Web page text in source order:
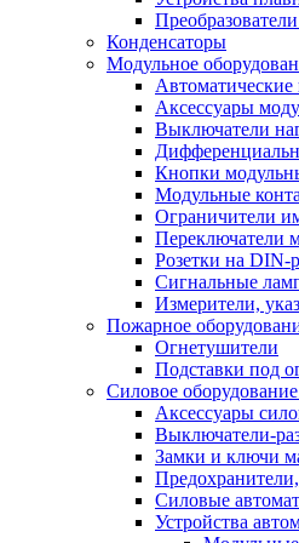
Конденсаторы
Модульное
Аксессуары
Выключатели
Кнопки
Модульные
Ограничители
Переключатели
Розетки на DIN-
Сигнальные
Измерители,
Пожарное
Огнетушители
Подставки под
Силовое оборудование
Аксессуары
Выключатели-
Замки и ключи
Силовые
Устройства